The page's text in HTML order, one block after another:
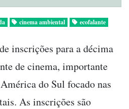
cinema ambiental ecofalante
inscrições para a décima
de cinema, importante
do Sul focado nas
As inscrições são